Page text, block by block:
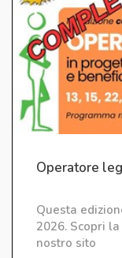
Operatore
Questa
2026. Scopri
nostro sito